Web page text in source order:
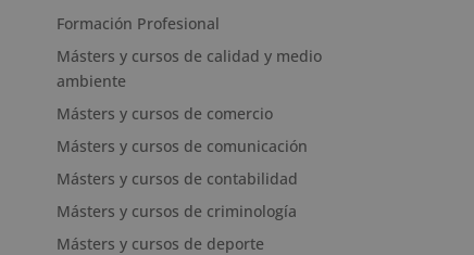
Formación Profesional
Másters y cursos de calidad y medio
ambiente
Másters y cursos de comercio
Másters y cursos de comunicación
Másters y cursos de contabilidad
Másters y cursos de criminología
Másters y cursos de deporte